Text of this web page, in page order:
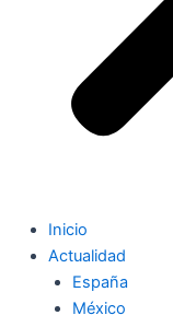
Inicio
Actualidad
España
México